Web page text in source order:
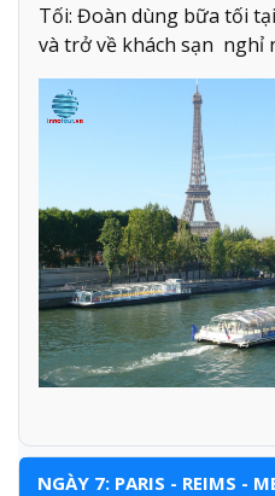
Tối: Đoàn dùng bữa tối
và trở về khách sạn nghỉ
NGÀY 7: PARIS - REIMS -